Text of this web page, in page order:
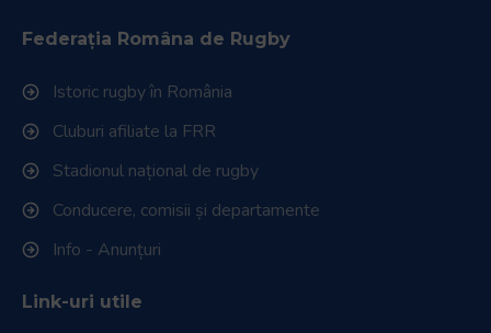
Federația Româna de Rugby
Istoric rugby în România
Cluburi afiliate la FRR
Stadionul național de rugby
Conducere, comisii și departamente
Info - Anunțuri
Link-uri utile